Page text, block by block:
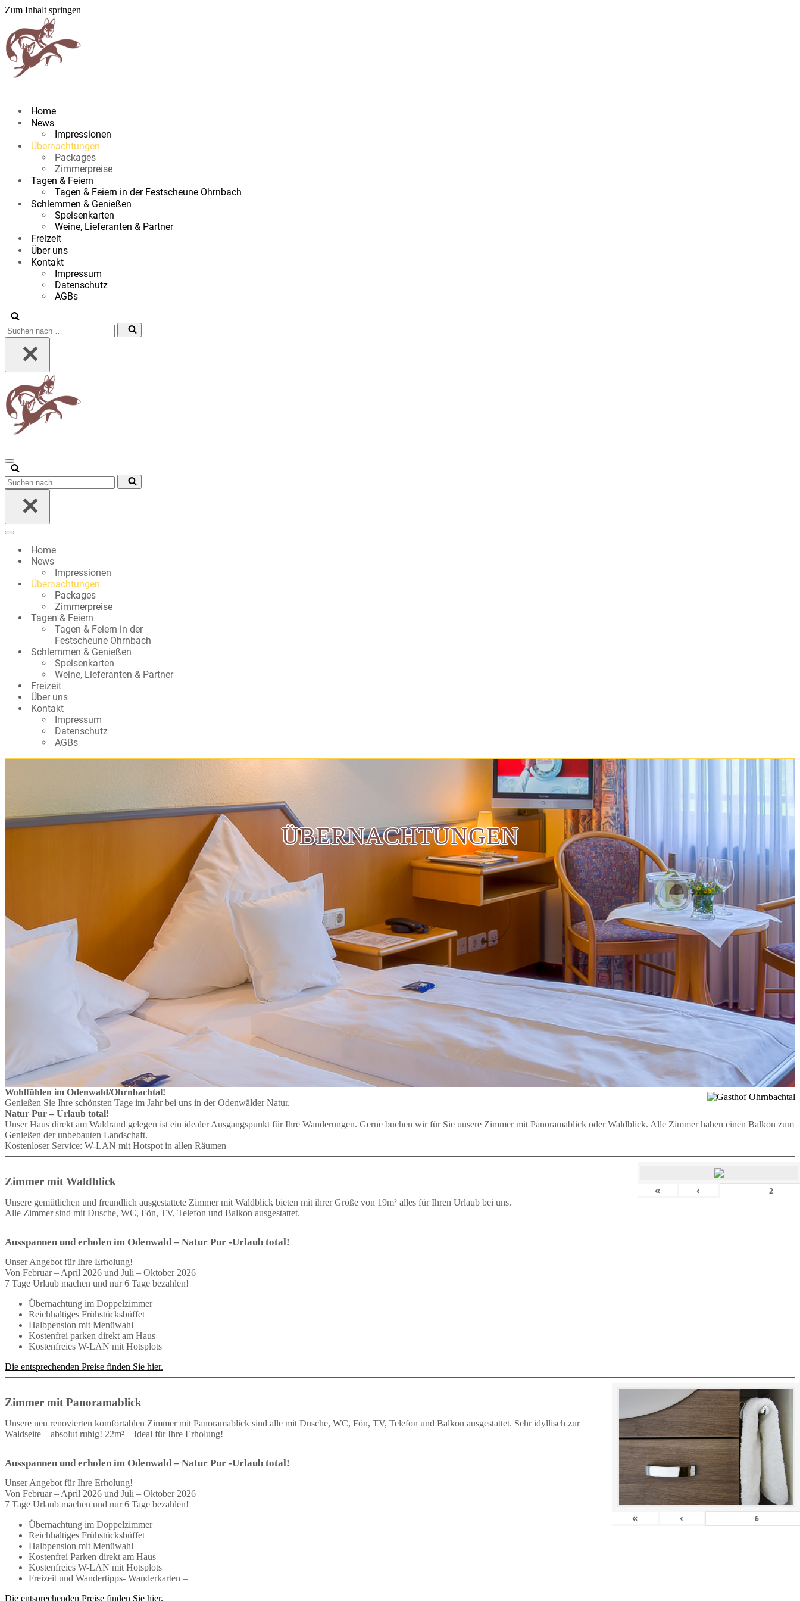
Zum Inhalt springen
Home
News
Impressionen
Übernachtungen
Packages
Zimmerpreise
Tagen & Feiern
Tagen & Feiern in der Festscheune Ohrnbach
Schlemmen & Genießen
Speisenkarten
Weine, Lieferanten & Partner
Freizeit
Über uns
Kontakt
Impressum
Datenschutz
AGBs
Suchen
nach …
Navigationsmenü
Suchen
nach …
Navigationsmenü
Home
News
Impressionen
Übernachtungen
Packages
Zimmerpreise
Tagen & Feiern
Tagen & Feiern in der
Festscheune Ohrnbach
Schlemmen & Genießen
Speisenkarten
Weine, Lieferanten & Partner
Freizeit
Über uns
Kontakt
Impressum
Datenschutz
AGBs
ÜBERNACHTUNGEN
Wohlfühlen im Odenwald/Ohrnbachtal!
Genießen Sie Ihre schönsten Tage im Jahr bei uns in der Odenwälder Natur.
Natur Pur – Urlaub total!
Unser Haus direkt am Waldrand gelegen ist ein idealer Ausgangspunkt für Ihre Wanderungen. Gerne buchen wir für Sie unsere Zimmer mit Panoramablick oder Waldblick. Alle Zimmer haben einen Balkon zum
Genießen der unbebauten Landschaft.
Kostenloser Service: W-LAN mit Hotspot in allen Räumen
« ‹
Zimmer mit Waldblick
Unsere gemütlichen und freundlich ausgestattete Zimmer mit Waldblick bieten mit ihrer Größe von 19m² alles für Ihren Urlaub bei uns.
Alle Zimmer sind mit Dusche, WC, Fön, TV, Telefon und Balkon ausgestattet.
Ausspannen und erholen im Odenwald – Natur Pur -Urlaub total!
Unser Angebot für Ihre Erholung!
Von Februar – April 2026 und Juli – Oktober 2026
7 Tage Urlaub machen und nur 6 Tage bezahlen!
Übernachtung im Doppelzimmer
Reichhaltiges Frühstücksbüffet
Halbpension mit Menüwahl
Kostenfrei parken direkt am Haus
Kostenfreies W-LAN mit Hotsplots
Die entsprechenden Preise finden Sie hier.
« ‹
Zimmer mit Panoramablick
Unsere neu renovierten komfortablen Zimmer mit Panoramablick sind alle mit Dusche, WC, Fön, TV, Telefon und Balkon ausgestattet. Sehr idyllisch zur
Waldseite – absolut ruhig! 22m² – Ideal für Ihre Erholung!
Ausspannen und erholen im Odenwald – Natur Pur -Urlaub total!
Unser Angebot für Ihre Erholung!
Von Februar – April 2026 und Juli – Oktober 2026
7 Tage Urlaub machen und nur 6 Tage bezahlen!
Übernachtung im Doppelzimmer
Reichhaltiges Frühstücksbüffet
Halbpension mit Menüwahl
Kostenfrei Parken direkt am Haus
Kostenfreies W-LAN mit Hotsplots
Freizeit und Wandertipps- Wanderkarten –
Die entsprechenden Preise finden Sie hier.